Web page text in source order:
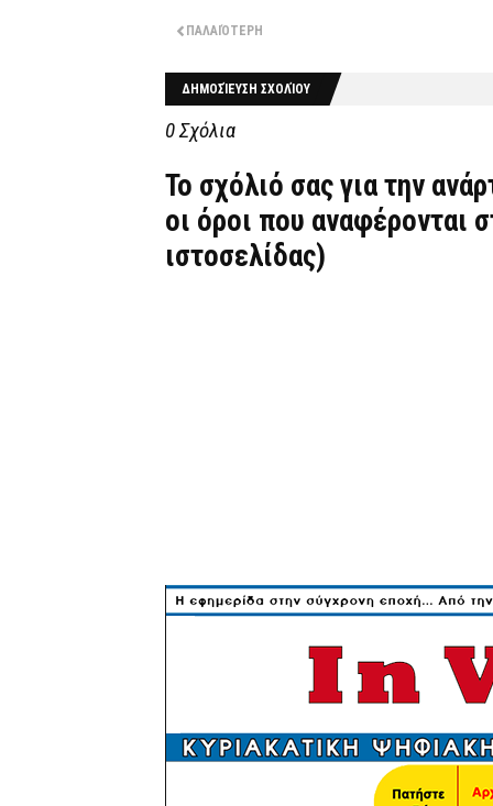
ΠΑΛΑΙΌΤΕΡΗ
ΔΗΜΟΣΊΕΥΣΗ ΣΧΟΛΊΟΥ
0 Σχόλια
Το σχόλιό σας για την
οι όροι που αναφέρονται
ιστοσελίδας)